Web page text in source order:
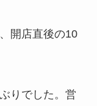
開店直後の10
りでした。営